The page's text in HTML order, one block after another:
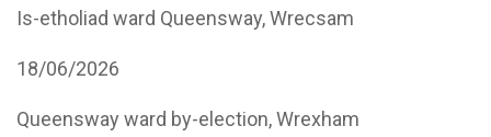
Is-etholiad ward Queensway, Wrecsam
18/06/2026
Queensway ward by-election, Wrexham